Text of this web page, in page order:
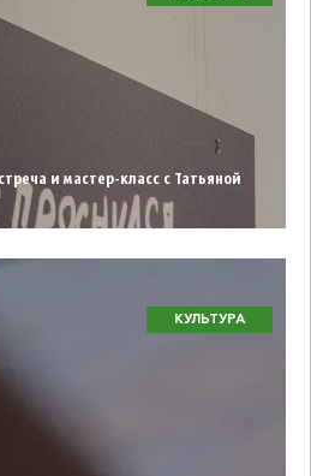
и мастер-класс с Татьяной
КУЛЬТУРА